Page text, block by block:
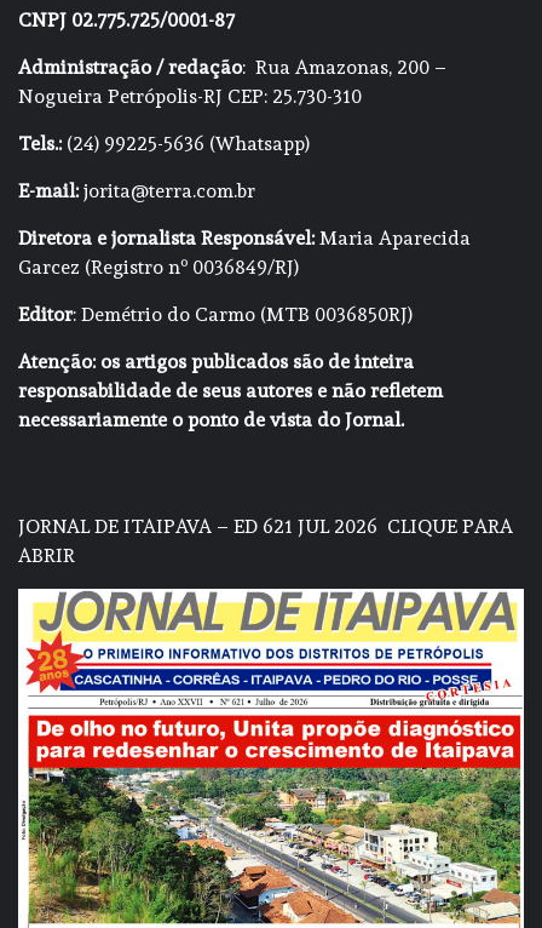
CNPJ 02.775.725/0001-87
Administração / redação: Rua Amazonas, 200 –
Nogueira Petrópolis-RJ CEP: 25.730-310
Tels.:(24) 99225-5636 (Whatsapp)
E-mail:jorita@terra.com.br
Diretora e jornalista Responsável:Maria Aparecida
Garcez (Registro nº 0036849/RJ)
Editor: Demétrio do Carmo (MTB 0036850RJ)
Atenção: os artigos publicados são de inteira
responsabilidade de seus autores e não refletem
necessariamente o ponto de vista do Jornal.
JORNAL DE ITAIPAVA – ED 621 JUL 2026 CLIQUE PARA
ABRIR